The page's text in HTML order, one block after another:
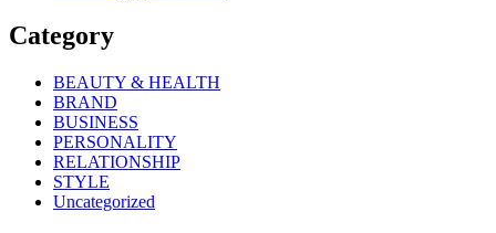
Category
BEAUTY & HEALTH
BRAND
BUSINESS
PERSONALITY
RELATIONSHIP
STYLE
Uncategorized